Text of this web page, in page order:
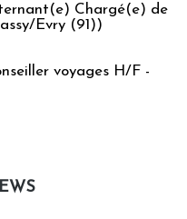
Chargé(e) de
Evry (91))
voyages H/F -